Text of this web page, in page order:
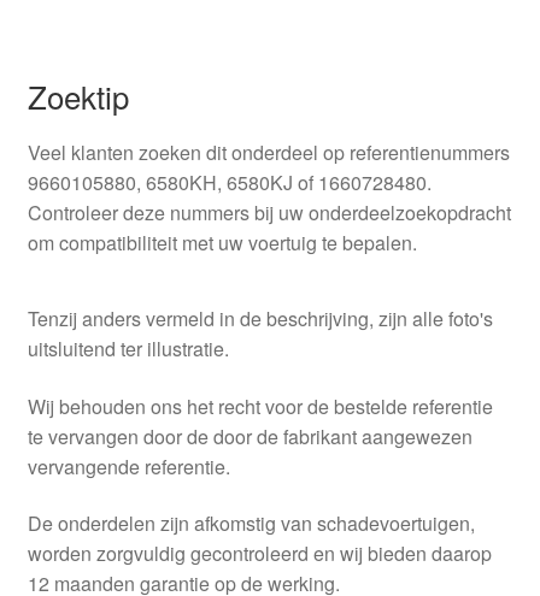
Zoektip
Veel klanten zoeken dit onderdeel op referentienummers
9660105880, 6580KH, 6580KJ of 1660728480.
Controleer deze nummers bij uw onderdeelzoekopdracht
om compatibiliteit met uw voertuig te bepalen.
Tenzij anders vermeld in de beschrijving, zijn alle foto's
uitsluitend ter illustratie.
Wij behouden ons het recht voor de bestelde referentie
te vervangen door de door de fabrikant aangewezen
vervangende referentie.
De onderdelen zijn afkomstig van schadevoertuigen,
worden zorgvuldig gecontroleerd en wij bieden daarop
12 maanden garantie op de werking.